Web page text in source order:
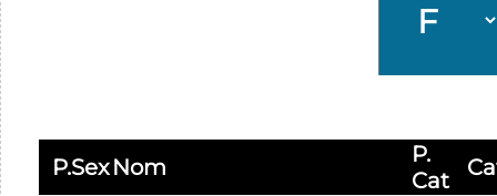
P.SexNom
P.
Cat